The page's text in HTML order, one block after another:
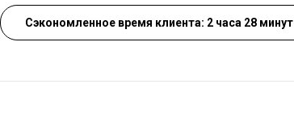
Сэкономленное время клиента: 2 часа 28 минут